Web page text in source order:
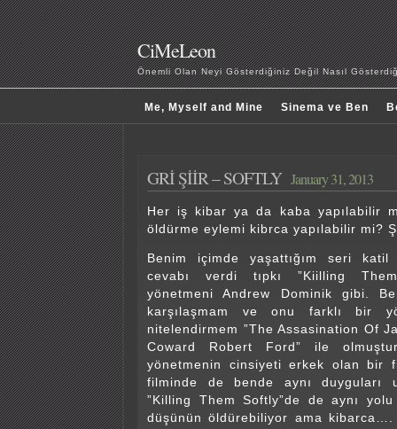
CiMeLeon
Önemli Olan Neyi Gösterdiğiniz Değil Nasıl
Me, Myself and Mine Sinema ve Ben
GRİ ŞİİR – SOFTLY January 31, 2013
Her iş kibar ya da kaba yapılabilir
öldürme eylemi kibrca yapılabilir mi?
Benim içimde yaşattığım seri
cevabı verdi tıpkı ”Kiilling
yönetmeni Andrew Dominik gibi.
karşılaşmam ve onu farklı bir
nitelendirmem ”The Assasination Of
Coward Robert Ford” ile
yönetmenin cinsiyeti erkek olan bir
filminde de bende aynı duyguları
”Killing Them Softly”de de aynı
düşünün öldürebiliyor ama kibarca….